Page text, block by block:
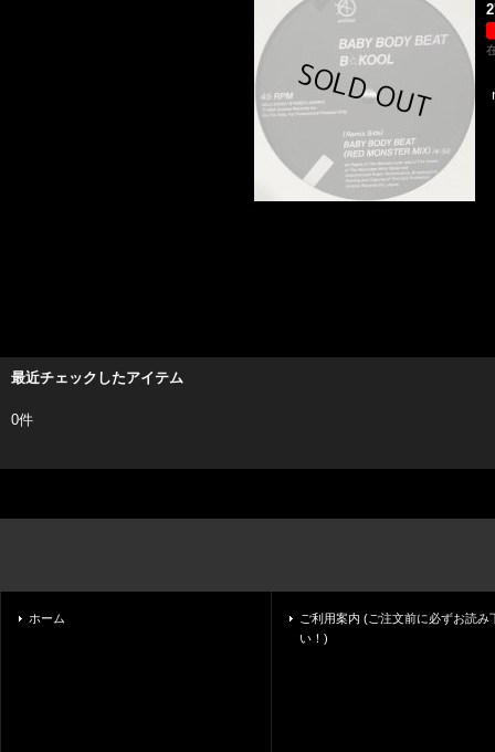
最近チェックしたアイテム
0件
ホーム
ご利用案内 (ご注文前に必ずお読み
い！)